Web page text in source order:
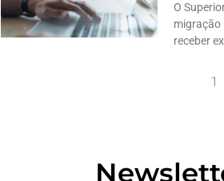
O
migração
receber
1